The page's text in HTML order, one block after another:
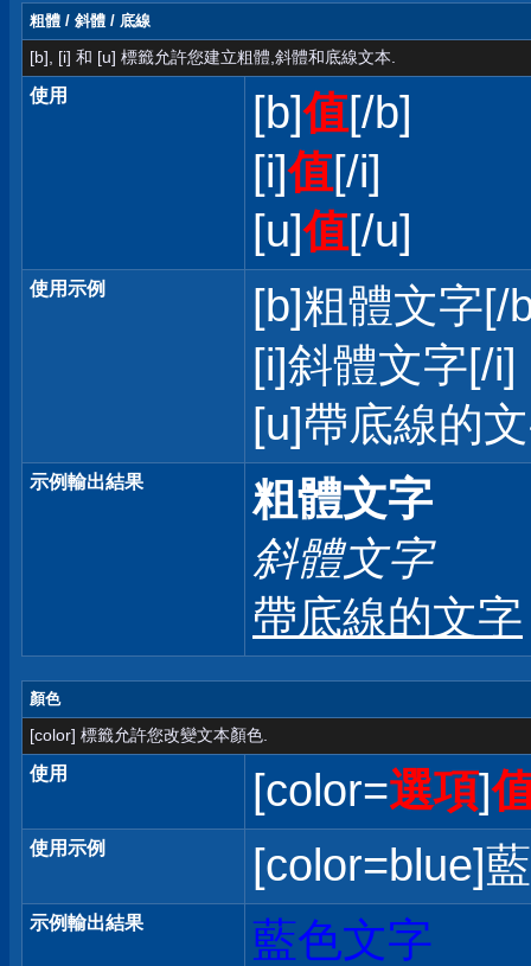
粗體 / 斜體 / 底線
[b], [i] 和 [u] 標籤允許您建立粗體,斜體和底線文本.
使用 [b]值[/b]
[i]值[/i]
[u]值[/u]
使用示例
[b]粗體文字[/
[i]斜體文字[/i]
[u]帶底線的
示例輸出結果
粗體文字
斜體文字
帶底線的文字
顏色
[color] 標籤允許您改變文本顏色.
使用 [color=選項]
使用示例 [color=blue]
示例輸出結果 藍色文字